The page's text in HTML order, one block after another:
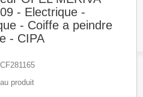
- Electrique -
- Coiffe a peindre
- CIPA
CF281165
produit